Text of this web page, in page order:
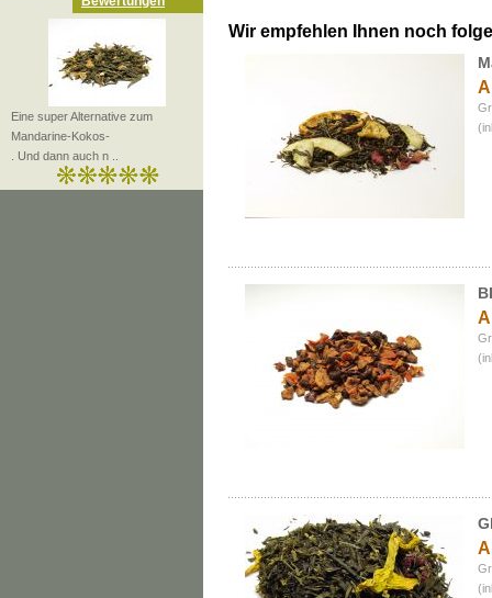
Eine super Alternative zum
Mandarine-Kokos-
. Und dann auch n ..
Wir empfehlen Ihnen noch